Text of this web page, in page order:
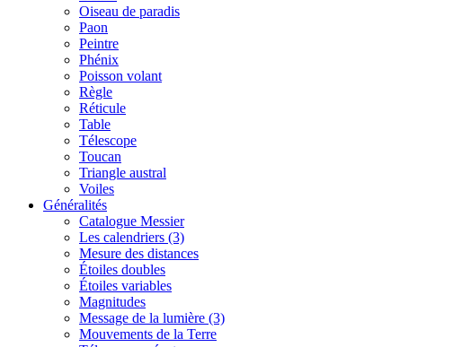
Oiseau de paradis
Paon
Peintre
Phénix
Poisson volant
Règle
Réticule
Table
Télescope
Toucan
Triangle austral
Voiles
Généralités
Catalogue Messier
Les calendriers (3)
Mesure des distances
Étoiles doubles
Étoiles variables
Magnitudes
Message de la lumière (3)
Mouvements de la Terre